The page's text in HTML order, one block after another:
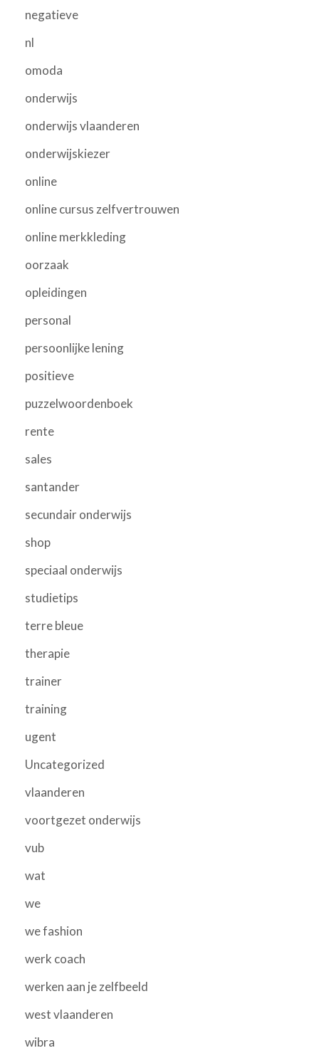
negatieve
nl
omoda
onderwijs
onderwijs vlaanderen
onderwijskiezer
online
online cursus zelfvertrouwen
online merkkleding
oorzaak
opleidingen
personal
persoonlijke lening
positieve
puzzelwoordenboek
rente
sales
santander
secundair onderwijs
shop
speciaal onderwijs
studietips
terre bleue
therapie
trainer
training
ugent
Uncategorized
vlaanderen
voortgezet onderwijs
vub
wat
we
we fashion
werk coach
werken aan je zelfbeeld
west vlaanderen
wibra